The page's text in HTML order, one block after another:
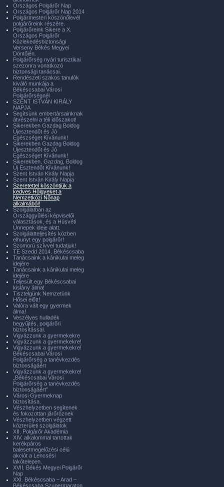
Országos Polgárőr Nap
Országos Polgárőr Nap 2014
Polgármesteri köszönőlevél
polgárőreink részére.
Polgárőreink Sikere a X.
Országos Polgárőr
Közlekedésbiztonsági
Verseny Békés Megyei
Döntőjén.
Polgárőrség nyári turisztikai
szezonra vonatkozó
biztonsági tanácsai.
Rendészeti szakos tanulók
kiváló munkája a
Békéscsabai Városi
Polgárőrségnél
SZENT ISTVÁN KIRÁLY
NAPJA
Segítsünk embertársainknak
átvészelni a téli időszakot!
Sikerekben Gazdag Boldog
Újesztendőt és Jó
Egészséget Kívánunk!
Sikerekben Gazdag Boldog
Újesztendőt és Jó
Egészséget Kívánunk!
Sikerekben, Gazdag, Boldog
Új Esztendőt Kívánunk!
Szent István Király Napja
Szent István Király Napja
Szeretettel köszöntjük a
kedves Hölgyeket a
Nemzetközi Nőnap
alkalmából!
Szolgálatban az
Országgyűlési képviselői
választások, és a Húsvéti
Ünnepek ideje alatt.
Szolgálatteljesítés közben
elhunyt egy polgárőr!
Szomorú szívvel tudatjuk!
TE Szedd 2014. Békéscsaba
Tanácsaink a kánikulai meleg
idejére
Tanácsaink a kánikulai meleg
idejére
Teljesült egy Békéscsabai
kislány álma!
Tisztelgünk Nemzetünk
Hősei előtt!
Valóra vált egy gyermek
álma!
Veszélyes hulladék
begyűjtés, polgárőri
biztosítással.
Vigyázzunk a gyermekekre
Vigyázzunk a gyermekekre!
Vigyázzunk a gyermekekre!
Békéscsabai Városi
Polgárőrség a tanévkezdés
biztonságáért
Vigyázzunk a gyermekekre!
„Békéscsabai Városi
Polgárőrség a tanévkezdés
biztonságáért”
Városi Gyermeknap
biztosítása.
Vészhelyzetben segítenek
és fokozottan járőröznek
Vészhelyzetben végzett
közterületi szolgálatok
XII. Polgárőr Akadémia
XIV. alkalommal tartottak
kerékpáros
balesetmegelőzési célú
akciót a Lencsési
lakótelepen.
XVII. Békés Megyei Polgárőr
Nap
XXI. Békéscsaba – Arad –
Békéscsaba Szupermaraton